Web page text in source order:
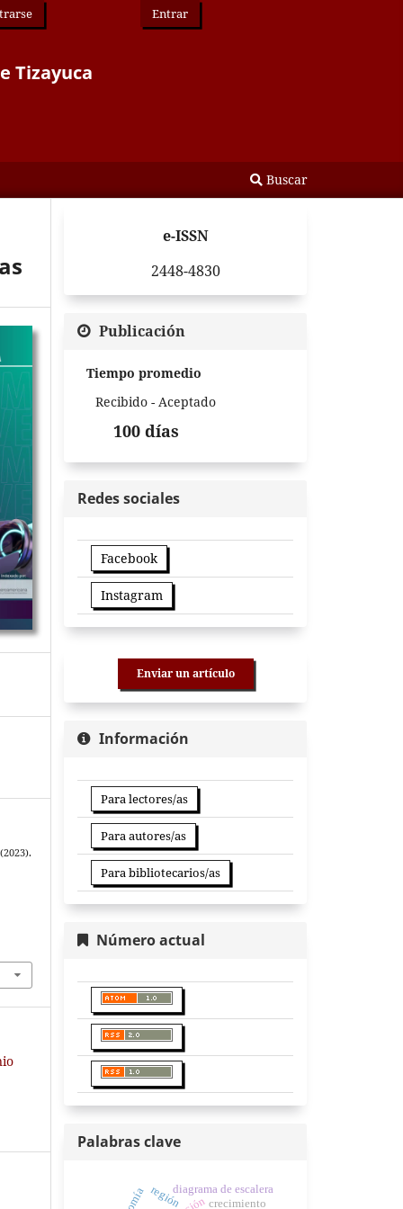
Tizayuca
Buscar
Entrar
e-ISSN
2448-4830
Publicación
Tiempo promedio
Recibido - Aceptado
100 días
Redes sociales
Facebook
Instagram
Enviar un artículo
Información
Para lectores/as
Para autores/as
Para bibliotecarios/as
Número actual
Palabras clave
región crecimiento
diagrama de escalera